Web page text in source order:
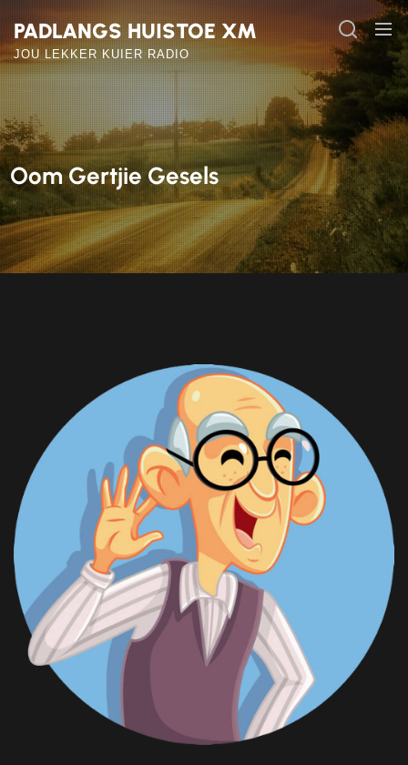
the
content
PADLANGS HUISTOE XM
JOU LEKKER KUIER RADIO
Oom Gertjie Gesels